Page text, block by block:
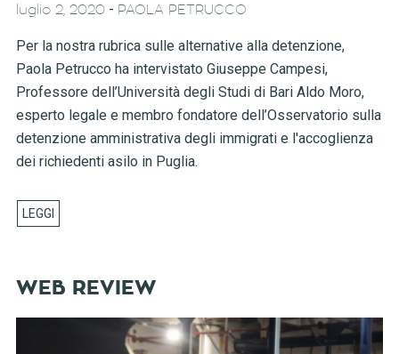
luglio 2, 2020- PAOLA PETRUCCO
Per la nostra rubrica sulle alternative alla detenzione,
Paola Petrucco ha intervistato Giuseppe Campesi,
Professore dell’Università degli Studi di Bari Aldo Moro,
esperto legale e membro fondatore dell’Osservatorio sulla
detenzione amministrativa degli immigrati e l'accoglienza
dei richiedenti asilo in Puglia.
WEB REVIEW